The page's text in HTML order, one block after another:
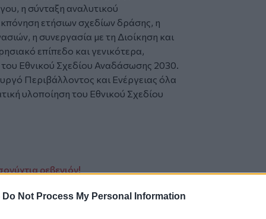
Do Not Process My Personal Information
η σύνταξη αναλυτικού
ετήσιων σχεδίων δράσης, η
η συνεργασία με τη Διοίκηση και
επίπεδο και γενικότερα,
του Εθνικού Σχεδίου Αναδάσωσης 2030.
Περιβάλλοντος και Ενέργειας όλα
υλοποίηση του Εθνικού Σχεδίου
ρεβεγιόν!
πληγέντες από την κακοκαιρία
Μπουρλά